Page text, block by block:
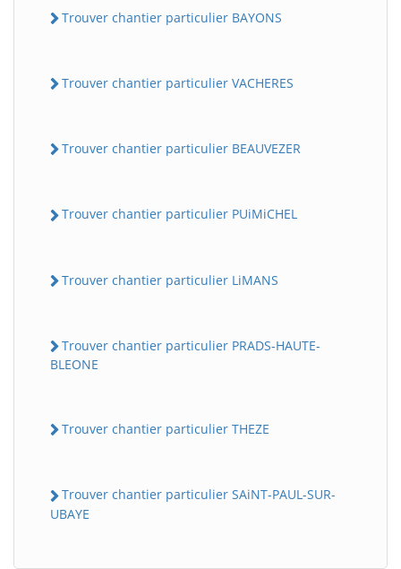
Trouver chantier particulier BAYONS
Trouver chantier particulier VACHERES
Trouver chantier particulier BEAUVEZER
Trouver chantier particulier PUiMiCHEL
Trouver chantier particulier LiMANS
Trouver chantier particulier PRADS-HAUTE-
BLEONE
Trouver chantier particulier THEZE
Trouver chantier particulier SAiNT-PAUL-SUR-
UBAYE